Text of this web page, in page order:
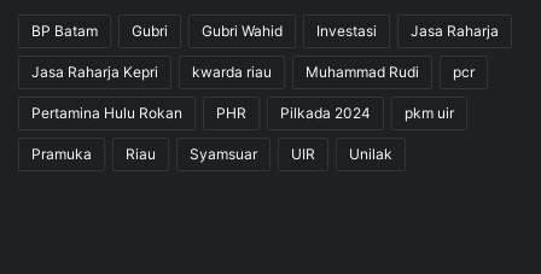
BP Batam Gubri Gubri Wahid Investasi Jasa Raharja
Jasa Raharja Kepri kwarda riau Muhammad Rudi pcr
Pertamina Hulu Rokan PHR Pilkada 2024 pkm uir
Pramuka Riau Syamsuar UIR Unilak